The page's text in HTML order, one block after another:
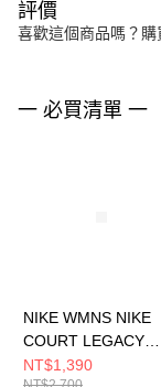
評價
喜歡這個商品嗎？
一 必買清單 一
NIKE WMNS NIKE
COURT LEGACY
LIFT 女 休閒鞋
NT$1,390